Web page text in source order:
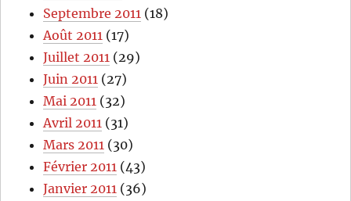
Septembre 2011 (18)
Août 2011 (17)
Juillet 2011 (29)
Juin 2011 (27)
Mai 2011 (32)
Avril 2011 (31)
Mars 2011 (30)
Février 2011 (43)
Janvier 2011 (36)